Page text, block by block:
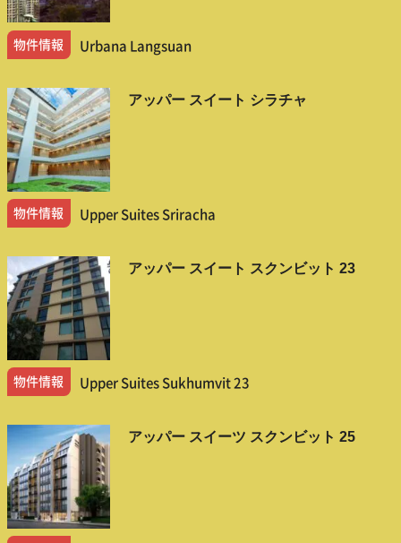
物件情報 Urbana Langsuan
アッパー スイート シラチャ
物件情報 Upper Suites Sriracha
アッパー スイート スクンビット 23
物件情報 Upper Suites Sukhumvit 23
アッパー スイーツ スクンビット 25